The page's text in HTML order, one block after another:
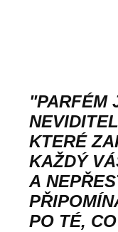
"PARFÉM
KTERÉ
KAŽDÝ
A
PO TÉ,